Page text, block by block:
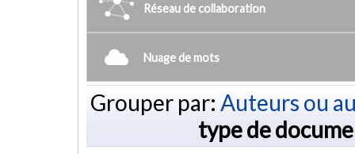
Réseau de collaboration
Nuage de mots
Grouper par: Auteurs ou
type de